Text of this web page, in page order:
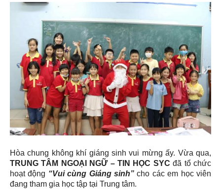
Hòa chung không khí giáng sinh vui mừng ấy. Vừa qua,
TRUNG TÂM NGOẠI NGỮ – TIN HỌC SYC đã tổ chức
hoạt động “Vui cùng Giáng sinh” cho các em học viên
đang tham gia học tập tại Trung tâm.